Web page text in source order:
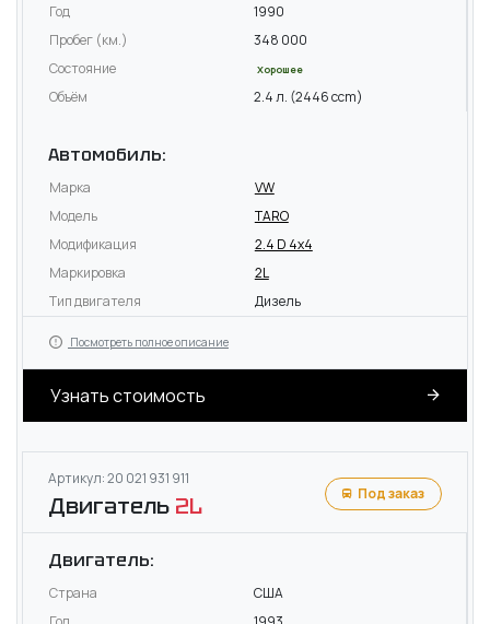
Год
1990
Пробег (км.)
348 000
Состояние
Хорошее
Объём 2.4 л. (2446 ccm)
Автомобиль:
Марка
VW
Модель
TARO
Модификация
2.4 D 4x4
Маркировка
2L
Тип двигателя
Дизель
Посмотреть полное описание
Узнать стоимость
Артикул: 20 021 931 911
Двигатель 2L Под заказ
Двигатель:
Страна
США